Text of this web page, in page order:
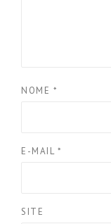
NOME *
E-MAIL *
SITE